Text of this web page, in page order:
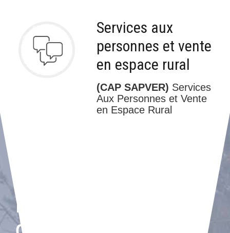
Services aux
personnes et vente
en espace rural
(CAP SAPVER) Services
Aux Personnes et Vente
en Espace Rural
Nos formations